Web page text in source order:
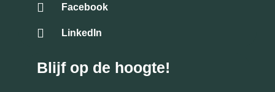
Facebook
LinkedIn
Blijf op de hoogte!